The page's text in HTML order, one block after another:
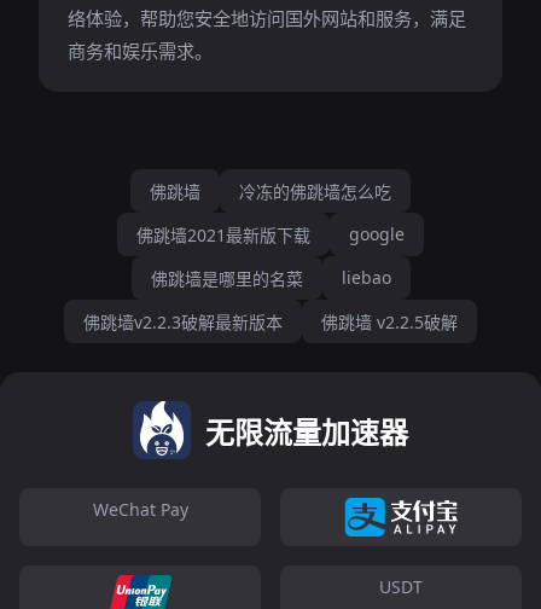
络体验，帮助您安全地访问国外网站和服务，满足
商务和娱乐需求。
佛跳墙
冷冻的佛跳墙怎么吃
佛跳墙2021最新版下载
google
佛跳墙是哪里的名菜
liebao
佛跳墙v2.2.3破解最新版本
佛跳墙 v2.2.5破解
无限流量加速器
WeChat Pay
USDT